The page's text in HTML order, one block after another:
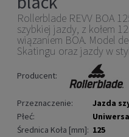
Rollerblade REVV BOA
szybkiej jazdy, z kołem
wiązaniem BOA. Model
Skatingu oraz jazdy w
Producent:
Przeznaczenie:
Jazda
Płeć:
Średnica Koła [mm]: 125